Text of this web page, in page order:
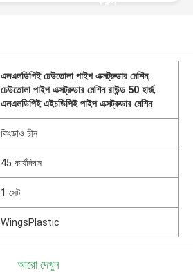
এলএলডিপিই ঢেউতোলা পাইপ এক্সট্রুডার মেশিন,
ঢেউতোলা পাইপ এক্সট্রুডার মেশিন রাউন্ড 50 হার্জ,
এলএলডিপিই এইচডিপিই পাইপ এক্সট্রুডার মেশিন
কিংডাও চীন
45 কার্যদিবস
1 সেট
WingsPlastic
আরো দেখুন